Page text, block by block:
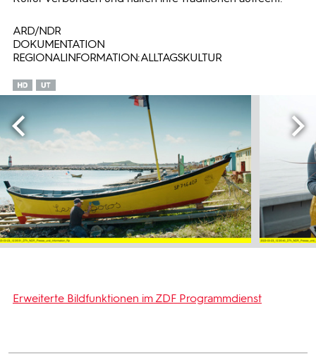
ARD/NDR
DOKUMENTATION
REGIONALINFORMATION: ALLTAGSKULTUR
Erweiterte Bildfunktionen im ZDF Programmdienst